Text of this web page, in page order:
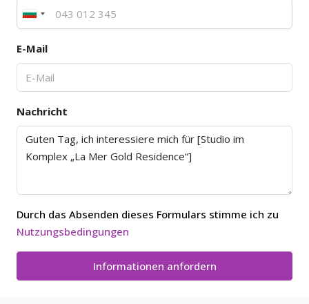
E-Mail
Nachricht
Durch das Absenden dieses Formulars stimme ich zu
Nutzungsbedingungen
Informationen anfordern